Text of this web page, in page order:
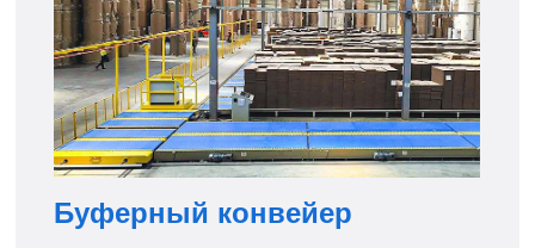
Буферный конвейер